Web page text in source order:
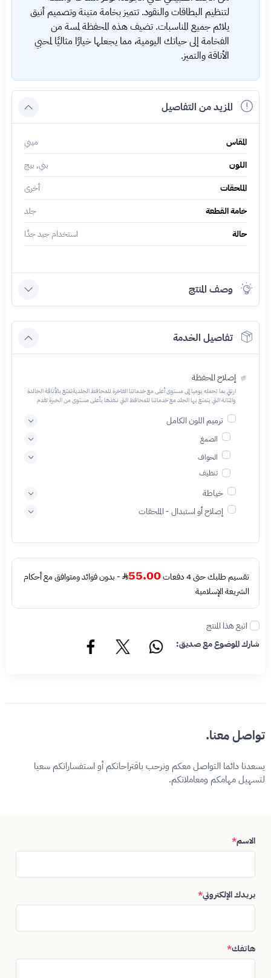
لتنظيم البطاقات والنقود. تتميز بخامة متينة وتصميم أنيق
يلائم جميع المناسبات. تضيف هذه المحفظة لمسة من
الفخامة إلى حياتك اليومية، مما يجعلها خيارًا مثاليًا لمحبي
الأناقة والتميز.
المزيد من التفاصيل
المقاس
ميني
اللون
بني, بيج
الملحقات
أخرى
خامة القطعة
جلد
حالة
استخدام جيد جدًا
وصف المنتج
تفاصيل الخدمة
إصلاح المحفظة
ارتقِ بما تحمله يوميا إلى مستوى أعلى مع خدماتنا الفاخرة للمحافظ الجلديةتمتع بالأناقة الخالدة
والمتانة التي يتمتع بها الجلد مع خدماتنا للمحافظ التي ننفذها بأعلى مستوى من الخبرة نقدم
مصممة بشكل رائع ومصنوعة يدويًا وفقًا لتفضيلاتك الفريدة
ترميم اللون الكامل
الصمغ
الحواف
تنظيف
خياطة
إصلاح أو استبدال - الملحقات
تقسيم طلبك حتى 4 دفعات 55.00
- بدون فوائد ومتوافق مع أحكام
الشريعة الإسلامية
اتبع هذا المنتج
شارك الموضوع مع صديق:
تواصل معنا.
يسعدنا دائما التواصل معكم ونرحب باقتراحاتكم أو استفساراتكم سعيا
لتسهيل مهامكم ومعاملاتكم.
الاسم*
بريدك الإلكتروني*
هاتفك*